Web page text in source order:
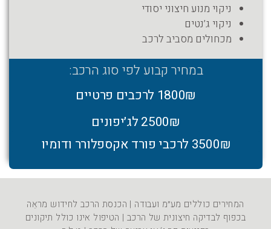
ניקוי מנוע חיצוני יסודי
ניקוי ג’נטים
מכחולים מסביב לרכב
במחיר קבוע לפי סוג הרכב:
1800₪ לרכבים פרטיים
2500₪ לג׳יפונים
3500₪ לרכבי פורד אקספלורר ודומיו
המחירים כוללים מע״מ ועבודה | הכנסת הרכב לחידוש מראֵה
בכפוף לבדיקה חיצונית של הרכב | הטיפול אינו כולל תיקונים